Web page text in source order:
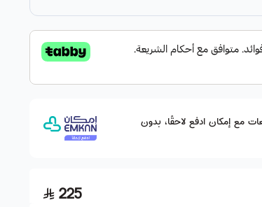
على 5 دفعات مع إمكان ادفع لاحقًا، بدون
225